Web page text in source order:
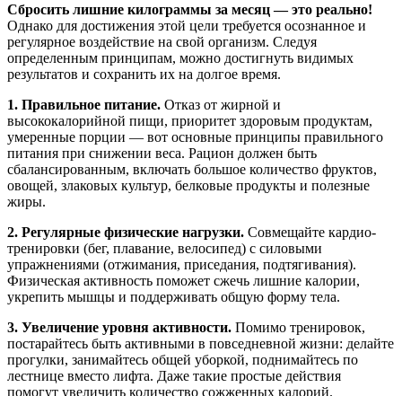
Сбросить лишние килограммы за месяц — это реально!
Однако для достижения этой цели требуется осознанное и
регулярное воздействие на свой организм. Следуя
определенным принципам, можно достигнуть видимых
результатов и сохранить их на долгое время.
1. Правильное питание. Отказ от жирной и
высококалорийной пищи, приоритет здоровым продуктам,
умеренные порции — вот основные принципы правильного
питания при снижении веса. Рацион должен быть
сбалансированным, включать большое количество фруктов,
овощей, злаковых культур, белковые продукты и полезные
жиры.
2. Регулярные физические нагрузки. Совмещайте кардио-
тренировки (бег, плавание, велосипед) с силовыми
упражнениями (отжимания, приседания, подтягивания).
Физическая активность поможет сжечь лишние калории,
укрепить мышцы и поддерживать общую форму тела.
3. Увеличение уровня активности. Помимо тренировок,
постарайтесь быть активными в повседневной жизни: делайте
прогулки, занимайтесь общей уборкой, поднимайтесь по
лестнице вместо лифта. Даже такие простые действия
помогут увеличить количество сожженных калорий.